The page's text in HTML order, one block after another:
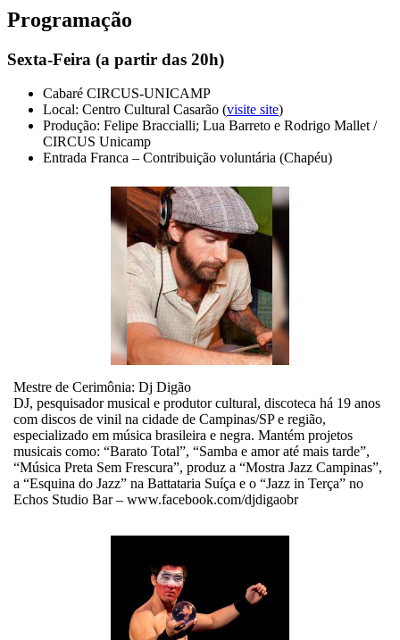
Programação
Sexta-Feira (a partir das 20h)
Cabaré CIRCUS-UNICAMP
Local: Centro Cultural Casarão (visite site)
Produção: Felipe Braccialli; Lua Barreto e Rodrigo Mallet /
CIRCUS Unicamp
Entrada Franca – Contribuição voluntária (Chapéu)
Mestre de Cerimônia: Dj Digão
DJ, pesquisador musical e produtor cultural, discoteca há 19 anos
com discos de vinil na cidade de Campinas/SP e região,
especializado em música brasileira e negra. Mantém projetos
musicais como: “Barato Total”, “Samba e amor até mais tarde”,
“Música Preta Sem Frescura”, produz a “Mostra Jazz Campinas”,
a “Esquina do Jazz” na Battataria Suíça e o “Jazz in Terça” no
Echos Studio Bar – www.facebook.com/djdigaobr